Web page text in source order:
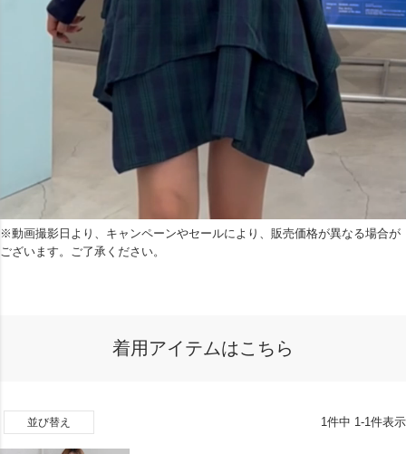
※動画撮影日より、キャンペーンやセールにより、販売価格が異なる場合が
ございます。ご了承ください。
着用アイテムはこちら
並び替え 1件中 1-1件表示